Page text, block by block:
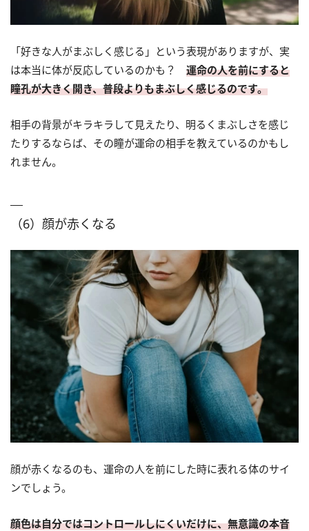
「好きな人がまぶしく感じる」という表現がありますが、実
は本当に体が反応しているのかも？ 運命の人を前にすると
瞳孔が大きく開き、普段よりもまぶしく感じるのです。
相手の背景がキラキラして見えたり、明るくまぶしさを感じ
たりするならば、その瞳が運命の相手を教えているのかもし
れません。
（6）顔が赤くなる
顔が赤くなるのも、運命の人を前にした時に表れる体のサイ
ンでしょう。
顔色は自分ではコントロールしにくいだけに、無意識の本音